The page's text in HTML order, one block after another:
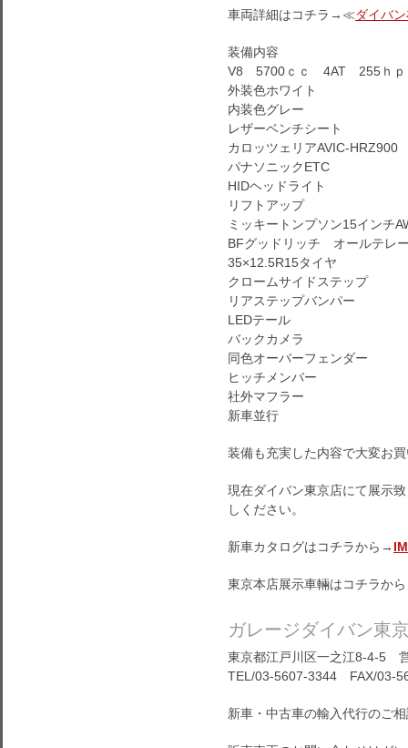
車両詳細はコチラ→≪ダイバ
装備内容
V8 5700ｃｃ 4AT 255ｈｐ
外装色ホワイト
内装色グレー
レザーベンチシート
カロッツェリアAVIC-
パナソニックETC
HIDヘッドライト
リフトアップ
ミッキートンプソン15インチ
BFグッドリッチ オールテレ
35×12.5R15タイヤ
クロームサイドステップ
リアステップバンパー
LEDテール
バックカメラ
同色オーバーフェンダー
ヒッチメンバー
社外マフラー
新車並行
装備も充実した内容で大変お
現在ダイバン東京店にて展示
しください。
新車カタログはコチラから→
東京本店展示車輛はコチラか
ガレージダイバン東
東京都江戸川区一之江8-4-5
TEL/03-5607-3344 FAX/03-
新車・中古車の輸入代行のご